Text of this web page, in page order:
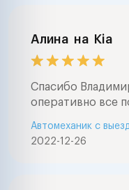
Алина на Kia
Спасибо
оперативно все
2022-12-26
Автомеханик с